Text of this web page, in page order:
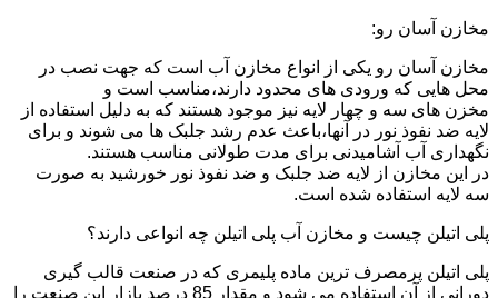
مخازن آسان رو:
مخازن آسان رو یکی از انواع مخازن آب است که جهت نصب در
محل هایی که ورودی های محدود دارند،مناسب است و
مخزن های سه و چهار لایه نیز موجود هستند که به دلیل استفاده از
لایه ضد نفوذ نور در آنها،باعث عدم رشد جلبک ها می شوند و برای
نگهداری آب آشامیدنی برای مدت طولانی مناسب هستند.
در این مخازن از لایه ضد جلبک و ضد نفوذ نور خورشید به صورت
سه لایه استفاده شده است.
پلی اتیلن چیست و مخازن آب پلی اتیلن چه انواعی دارند؟
پلی اتیلن پرمصرف ترین ماده پلیمری که در صنعت قالب گیری
دورانی از آن استفاده می شود و مقدار 85 درصد بازار این صنعت را